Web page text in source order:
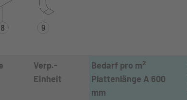
Verp.-
Einheit
Bedarf pro m2
Plattenlänge A 600
mm